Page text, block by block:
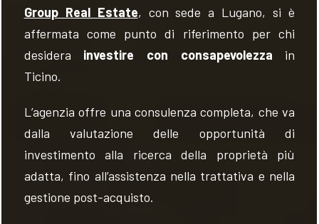
Group Real Estate, con sede a Lugano, si è
affermata come punto di riferimento per chi
desidera investire con consapevolezza in
Ticino.
L’agenzia offre una consulenza completa, che va
dalla valutazione delle opportunità di
investimento alla ricerca della proprietà più
adatta, fino all’assistenza nella trattativa e nella
gestione post-acquisto.